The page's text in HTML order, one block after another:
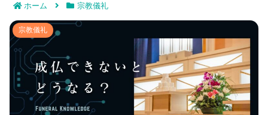
ホーム 宗教儀礼
成仏できないとどうなる？霊となってこの世を彷徨って
しまうのか？
宗教儀礼